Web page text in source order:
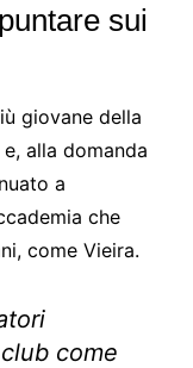
sui
giovane della
alla domanda
a
che
come Vieira.
come